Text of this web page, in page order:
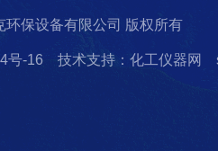
保设备有限公司 版权所有
号-16 技术支持：化工仪器网